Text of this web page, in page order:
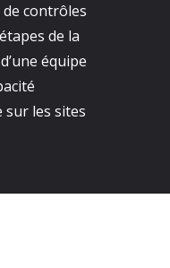
contrôles
de la
équipe
sur les sites